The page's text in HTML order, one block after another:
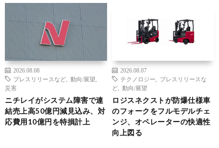
2026.08.08
プレスリリースなど
動向/展望
災害
ニチレイがシステム障害で連
結売上高50億円減見込み、対
応費用10億円を特損計上
2026.08.07
テクノロジー
プレスリリースな
ど
動向/展望
ロジスネクストが防爆仕様車
のフォークをフルモデルチェ
ンジ、オペレーターの快適性
向上図る